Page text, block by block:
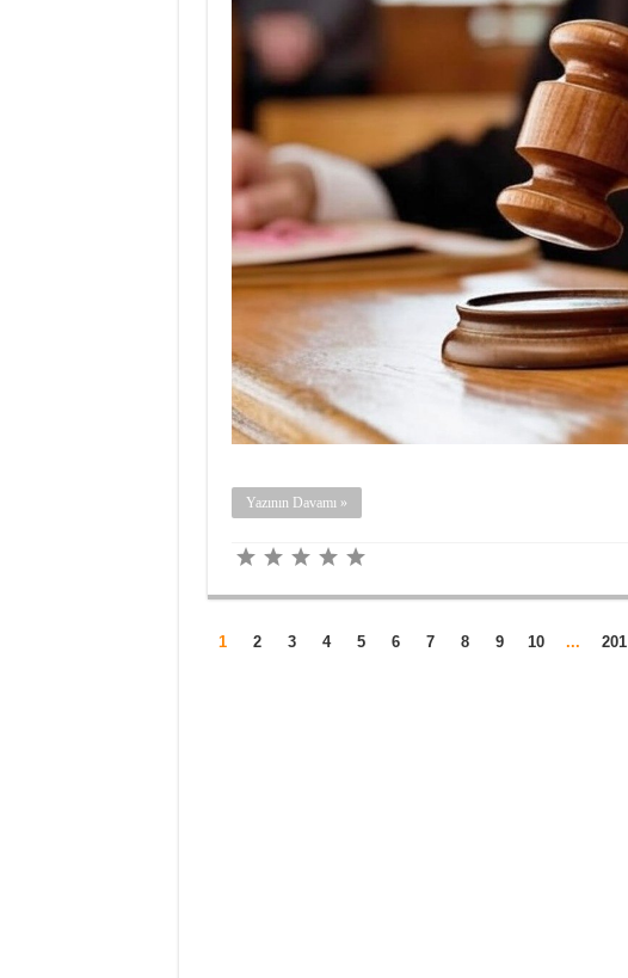
Yazının Davamı »
1 2 3 4 5 6 7 8 9 10 ... 201